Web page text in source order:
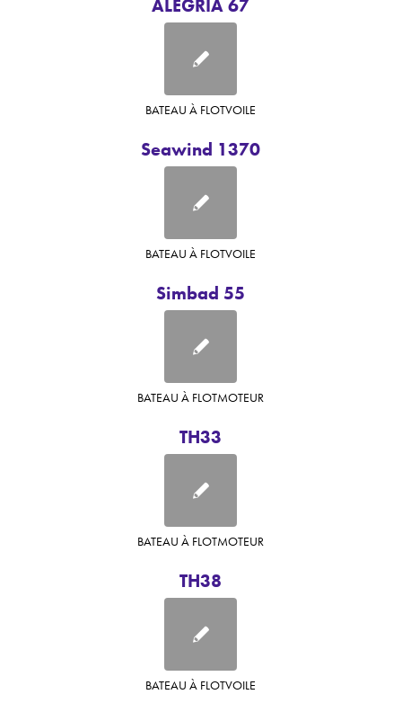
ALEGRIA 67
Seawind 1370
BATEAU À FLOTVOILE
Simbad 55
BATEAU À FLOTVOILE
TH33
BATEAU À FLOTMOTEUR
TH38
BATEAU À FLOTMOTEUR
BATEAU À FLOTVOILE